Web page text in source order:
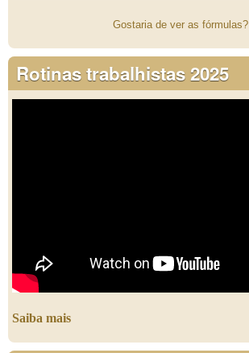
Gostaria de ver as fórmulas?
Rotinas trabalhistas 2025
Saiba mais